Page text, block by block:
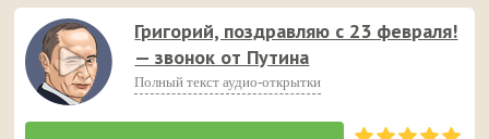
уверены, ему точно понравится – и неожиданный
звонок и такое смешное аудио послание 😆
Григорий, поздравляю с 23 февраля!
— звонок от Путина
Полный текст аудио-открытки